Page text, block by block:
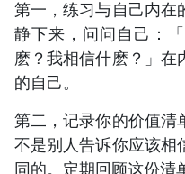
第一，练习与自己内在
静下来，问问自己：
麽？我相信什麽？」在
的自己。
第二，记录你的价值清
不是别人告诉你应该相
同的。定期回顾这份清